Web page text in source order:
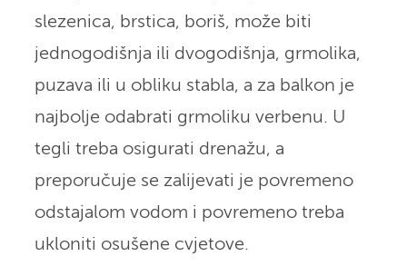
slezenica, brstica, boriš, može biti
jednogodišnja ili dvogodišnja, grmolika,
puzava ili u obliku stabla, a za balkon je
najbolje odabrati grmoliku verbenu. U
tegli treba osigurati drenažu, a
preporučuje se zalijevati je povremeno
odstajalom vodom i povremeno treba
ukloniti osušene cvjetove.